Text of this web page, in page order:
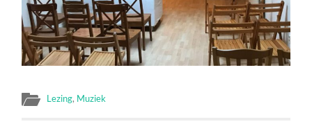
Lezing, Muziek